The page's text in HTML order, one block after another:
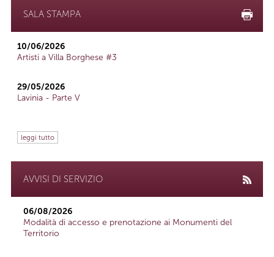
SALA STAMPA
10/06/2026
Artisti a Villa Borghese #3
29/05/2026
Lavinia - Parte V
leggi tutto
AVVISI DI SERVIZIO
06/08/2026
Modalità di accesso e prenotazione ai Monumenti del
Territorio